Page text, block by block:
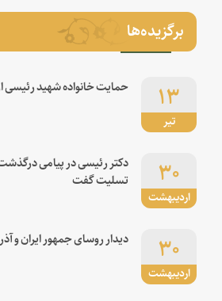
برگزیده‌ها
تیر
۱۳ حمایت خانواده شهید رئیسی
اردیبهشت
۳۰
دکتر رئیسی در پیامی
تسلیت گفت
اردیبهشت
۳۰ دیدار روسای جمهور ایران و